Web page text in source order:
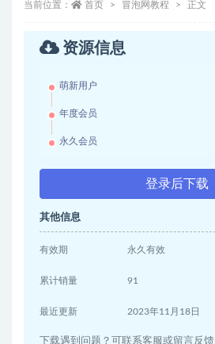
当前位置： 首页 冒泡网教程 正文
资源信息
萌新用户
年度会员
永久会员
登录后下载
其他信息
有效期 永久有效
累计销量 91
最近更新 2023年11月18日
下载遇到问题？可联系客服或留言反馈